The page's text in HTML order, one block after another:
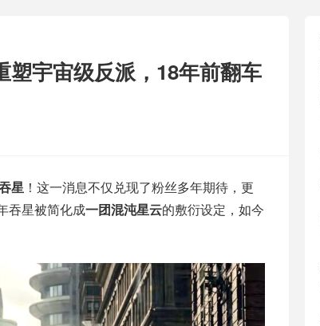
宇宙级反派，18年前翻车
星 ！这一消息不仅兑现了粉丝多年期待，更
吞星被简化成一团混沌星云的敷衍设定，如今